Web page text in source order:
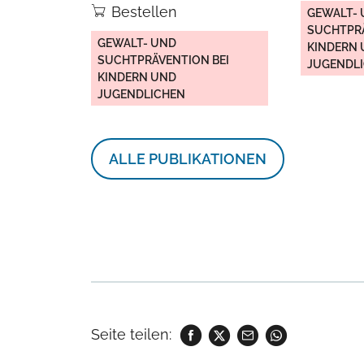
Bestellen
GEWALT- UND
SUCHTPRÄVENTION BEI
KINDERN UND
JUGENDLICHEN
GEWALT-
KINDERN
ALLE PUBLIKATIONEN
Seite teilen: